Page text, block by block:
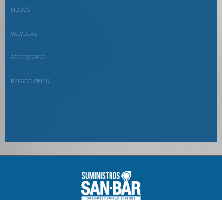
NUDOS
VALVULAS
ACCESORIOS
REFACCIONES